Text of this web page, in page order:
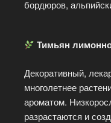
бордюров,
Тимьян
Декоративный,
многолетнее
ароматом.
разрастаются и